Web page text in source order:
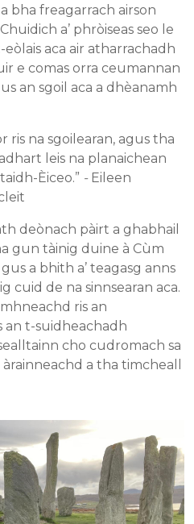
bha freagarrach airson
a’ phròiseas seo le
aca air atharrachadh
e comas orra ceumannan
an sgoil aca a dhèanamh
ris na sgoilearan, agus tha
leis na planaichean
Èiceo.” - Eileen
deònach pàirt a ghabhail
gun tàinig duine à Cùm
a bhith a’ teagasg anns
cuid de na sinnsearan aca.
ris an
an t-suidheachadh
cho cudromach sa
a tha timcheall